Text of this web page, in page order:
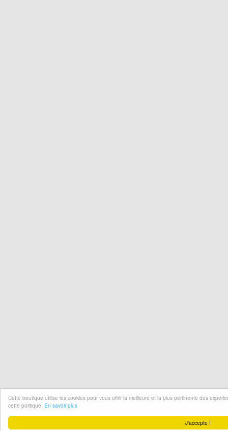
J'accepte !
Cette boutique utilise les cookies pour vous offrir la meilleure et la plus pertinente des
cette politique. En savoir plus